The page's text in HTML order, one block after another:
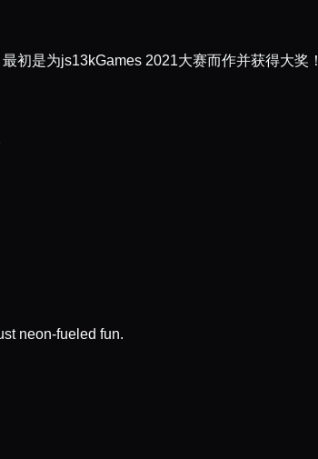
初是为js13kGames 2021大赛而作并获得大奖！
neon-fueled fun.